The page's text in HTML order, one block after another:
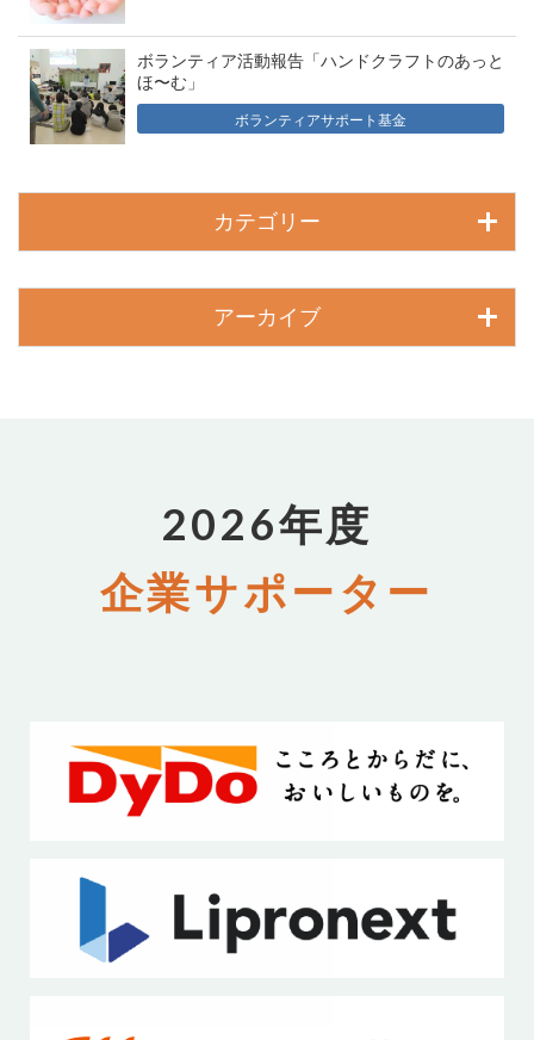
ボランティア活動報告「ハンドクラフトのあっと
ほ〜む」
ボランティアサポート基金
カテゴリー
アーカイブ
2026年度
企業サポーター